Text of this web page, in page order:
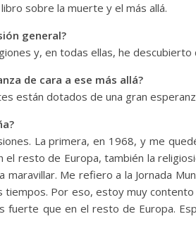
sobre la muerte y el más allá.
general?
y, en todas ellas, he
de cara a ese más allá?
están dotados de una gran
La primera, en 1968, y me
el resto de Europa, también la
maravillar. Me refiero a la Jornada
tiempos. Por eso, estoy muy
fuerte que en el resto de Europa.